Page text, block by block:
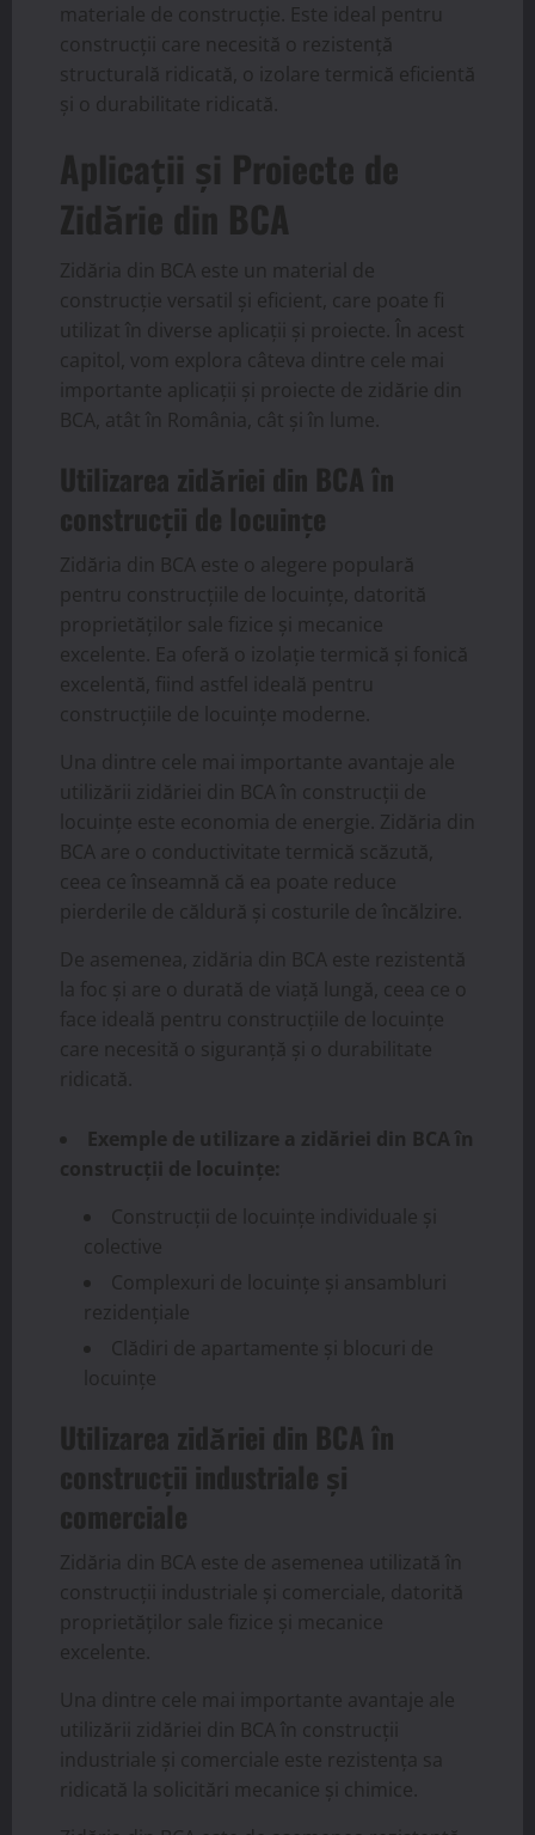
materiale de construcție. Este ideal pentru
construcții care necesită o rezistență
structurală ridicată, o izolare termică eficientă
și o durabilitate ridicată.
Aplicații și Proiecte de
Zidărie din BCA
Zidăria din BCA este un material de
construcție versatil și eficient, care poate fi
utilizat în diverse aplicații și proiecte. În acest
capitol, vom explora câteva dintre cele mai
importante aplicații și proiecte de zidărie din
BCA, atât în România, cât și în lume.
Utilizarea zidăriei din BCA în
construcții de locuințe
Zidăria din BCA este o alegere populară
pentru construcțiile de locuințe, datorită
proprietăților sale fizice și mecanice
excelente. Ea oferă o izolație termică și fonică
excelentă, fiind astfel ideală pentru
construcțiile de locuințe moderne.
Una dintre cele mai importante avantaje ale
utilizării zidăriei din BCA în construcții de
locuințe este economia de energie. Zidăria din
BCA are o conductivitate termică scăzută,
ceea ce înseamnă că ea poate reduce
pierderile de căldură și costurile de încălzire.
De asemenea, zidăria din BCA este rezistentă
la foc și are o durată de viață lungă, ceea ce o
face ideală pentru construcțiile de locuințe
care necesită o siguranță și o durabilitate
ridicată.
Exemple de utilizare a zidăriei din BCA în
construcții de locuințe:
Construcții de locuințe individuale și
colective
Complexuri de locuințe și ansambluri
rezidențiale
Clădiri de apartamente și blocuri de
locuințe
Utilizarea zidăriei din BCA în
construcții industriale și
comerciale
Zidăria din BCA este de asemenea utilizată în
construcții industriale și comerciale, datorită
proprietăților sale fizice și mecanice
excelente.
Una dintre cele mai importante avantaje ale
utilizării zidăriei din BCA în construcții
industriale și comerciale este rezistența sa
ridicată la solicitări mecanice și chimice.